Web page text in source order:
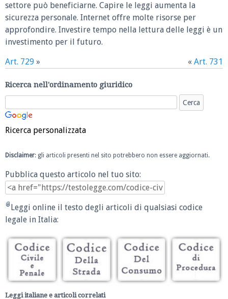
settore può beneficiarne. Capire le leggi aumenta la
sicurezza personale. Internet offre molte risorse per
approfondire. Investire tempo nella lettura delle leggi è un
investimento per il futuro.
Art. 729 » « Art. 731
Ricerca nell'ordinamento giuridico
Ricerca personalizzata
Disclaimer: gli articoli presenti nel sito potrebbero non essere aggiornati.
Pubblica questo articolo nel tuo sito:
Leggi online il testo degli articoli di qualsiasi codice
legale in Italia:
Leggi italiane e articoli correlati